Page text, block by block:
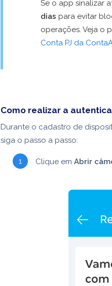
Se o app sinalizar
dias para evitar
operações. Veja o
Conta PJ da
Como realizar a
Durante o cadastro de
siga o passo a passo:
Clique em Abrir